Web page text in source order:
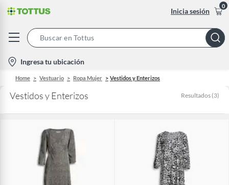
Inicia sesión
0
Bar
location-
icon
Ingresa tu ubicación
Home Vestuario Ropa Mujer Vestidos y Enterizos
Vestidos y Enterizos Resultados (3)